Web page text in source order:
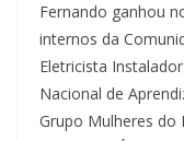
Fernando ganhou
internos da
Eletricista
Nacional de
Grupo Mulheres do